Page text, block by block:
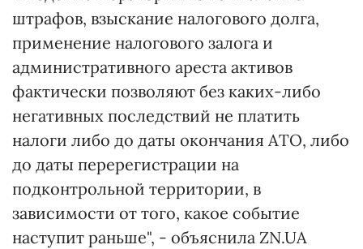
штрафов, взыскание налогового долга,
применение налогового залога и
административного ареста активов
фактически позволяют без каких-либо
негативных последствий не платить
налоги либо до даты окончания АТО, либо
до даты перерегистрации на
подконтрольной территории, в
зависимости от того, какое событие
наступит раньше", - объяснила ZN.UA